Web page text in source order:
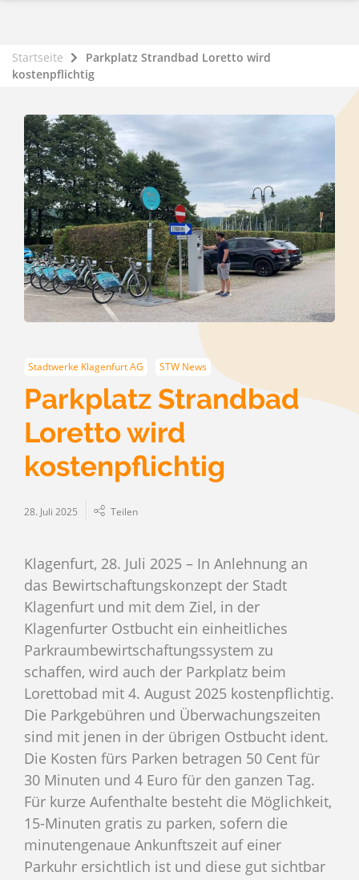
Startseite
Parkplatz Strandbad Loretto wird
kostenpflichtig
Stadtwerke Klagenfurt AG STW News
Parkplatz Strandbad
Loretto wird
kostenpflichtig
28. Juli 2025 Teilen
Klagenfurt, 28. Juli 2025 – In Anlehnung an
das Bewirtschaftungskonzept der Stadt
Klagenfurt und mit dem Ziel, in der
Klagenfurter Ostbucht ein einheitliches
Parkraumbewirtschaftungssystem zu
schaffen, wird auch der Parkplatz beim
Lorettobad mit 4. August 2025 kostenpflichtig.
Die Parkgebühren und Überwachungszeiten
sind mit jenen in der übrigen Ostbucht ident.
Die Kosten fürs Parken betragen 50 Cent für
30 Minuten und 4 Euro für den ganzen Tag.
Für kurze Aufenthalte besteht die Möglichkeit,
15-Minuten gratis zu parken, sofern die
minutengenaue Ankunftszeit auf einer
Parkuhr ersichtlich ist und diese gut sichtbar